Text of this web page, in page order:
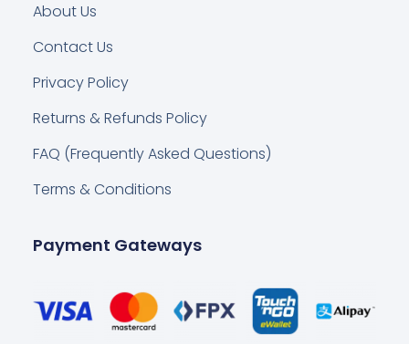
About Us
Contact Us
Privacy Policy
Returns & Refunds Policy
FAQ (Frequently Asked Questions)
Terms & Conditions
Payment Gateways